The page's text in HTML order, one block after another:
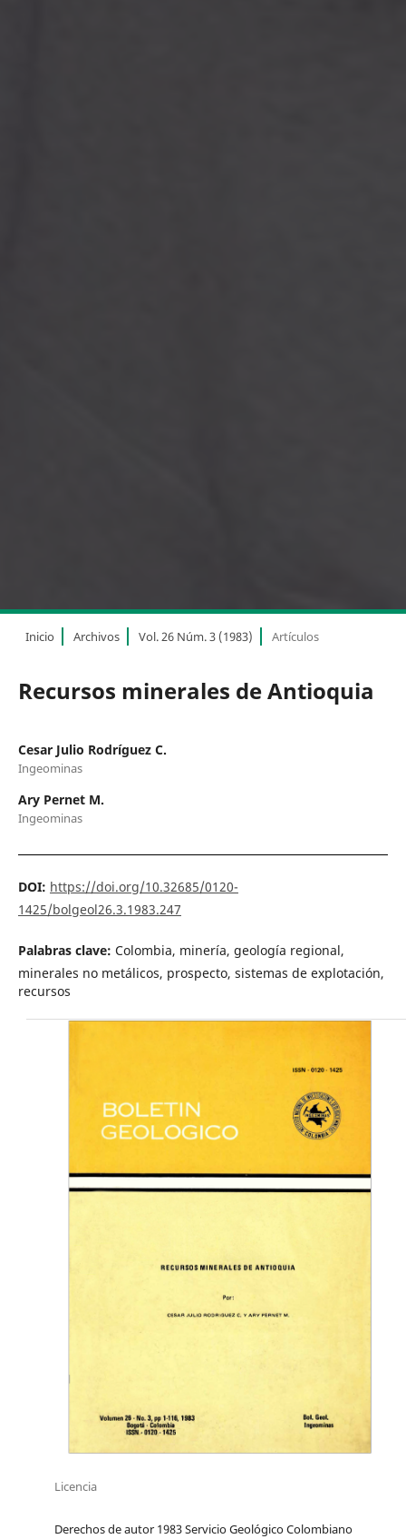
Inicio Archivos Vol. 26 Núm. 3 (1983) Artículos
Recursos minerales de Antioquia
Cesar Julio Rodríguez C.
Ingeominas
Ary Pernet M.
Ingeominas
DOI: https://doi.org/10.32685/0120-
1425/bolgeol26.3.1983.247
Palabras clave: Colombia, minería, geología regional,
minerales no metálicos, prospecto, sistemas de explotación,
recursos
Licencia
Derechos de autor 1983 Servicio Geológico Colombiano